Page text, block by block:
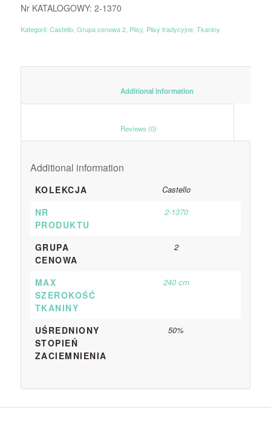
Nr KATALOGOWY: 2-1370
Kategorii: Castello, Grupa cenowa 2, Plisy, Plisy tradycyjne, Tkaniny
						Additional information
Additional information
KOLEKCJA Castello
NR
PRODUKTU
2-1370
GRUPA
CENOWA
2
MAX
SZEROKOŚĆ
TKANINY
240 cm
UŚREDNIONY
STOPIEŃ
ZACIEMNIENIA
50%